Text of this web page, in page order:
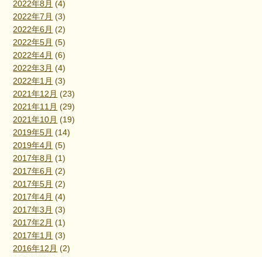
2022年8月 (4)
2022年7月 (3)
2022年6月 (2)
2022年5月 (5)
2022年4月 (6)
2022年3月 (4)
2022年1月 (3)
2021年12月 (23)
2021年11月 (29)
2021年10月 (19)
2019年5月 (14)
2019年4月 (5)
2017年8月 (1)
2017年6月 (2)
2017年5月 (2)
2017年4月 (4)
2017年3月 (3)
2017年2月 (1)
2017年1月 (3)
2016年12月 (2)